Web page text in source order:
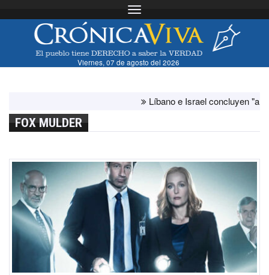
Toggle navigation
Viernes, 07 de agosto del 2026
Líbano e Israel concluyen "antes
FOX MULDER